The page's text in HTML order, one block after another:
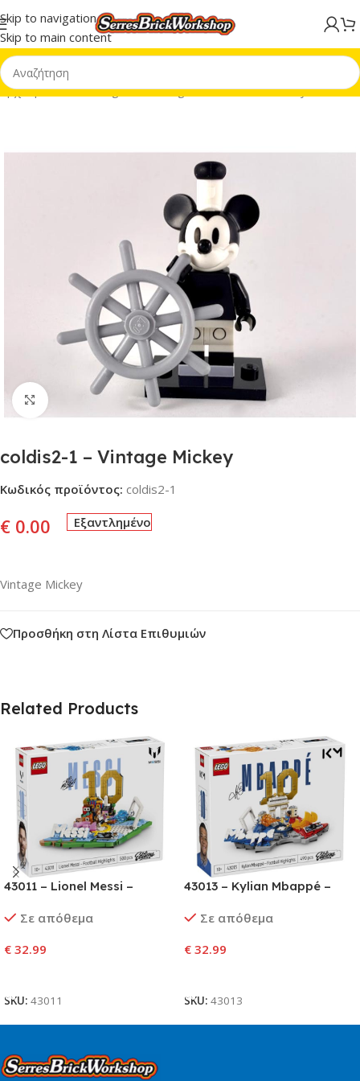
Skip to navigation
Skip to main content
Αρχική σελίδα/Minifigures/Minifigures CMF/CMF Disney Series 2
Click to enlarge
coldis2-1 – Vintage Mickey
Κωδικός προϊόντος: coldis2-1
€ 0.00 Εξαντλημένο
Vintage Mickey
Προσθήκη στη Λίστα Επιθυμιών
Related Products
43011 – Lionel Messi –
Σε απόθεμα
€ 32.99
SKU: 43011
43013 – Kylian Mbappé –
Σε απόθεμα
€ 32.99
SKU: 43013